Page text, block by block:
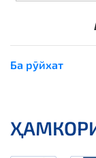
Ба рӯйхат